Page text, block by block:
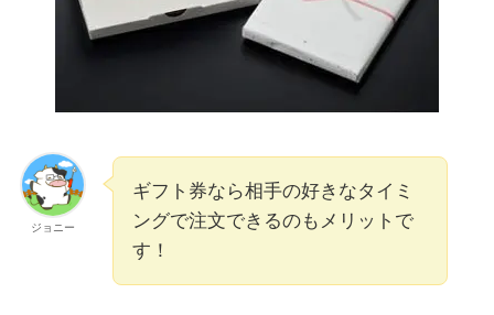
ジョニー
ギフト券なら相手の好きなタイミ
ングで注文できるのもメリットで
す！